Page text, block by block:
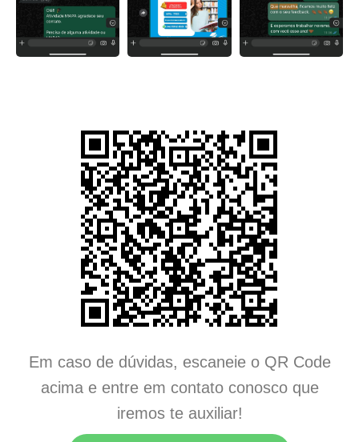
Em caso de dúvidas, escaneie o QR Code
acima e entre em contato conosco que
iremos te auxiliar!